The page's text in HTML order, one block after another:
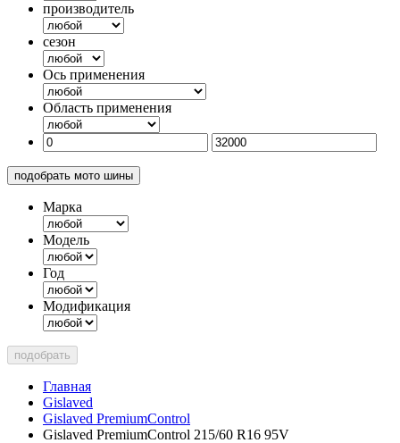
производитель
сезон
Ось применения
Область применения
подобрать мото шины
Марка
Модель
Год
Модификация
подобрать
Главная
Gislaved
Gislaved PremiumControl
Gislaved PremiumControl 215/60 R16 95V